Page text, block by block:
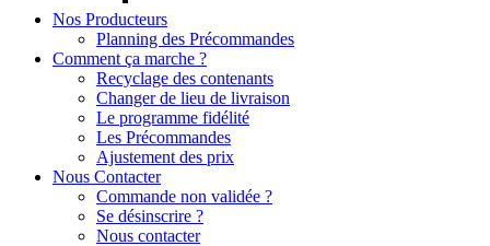
Nos Producteurs
Planning des Précommandes
Comment ça marche ?
Recyclage des contenants
Changer de lieu de livraison
Le programme fidélité
Les Précommandes
Ajustement des prix
Nous Contacter
Commande non validée ?
Se désinscrire ?
Nous contacter